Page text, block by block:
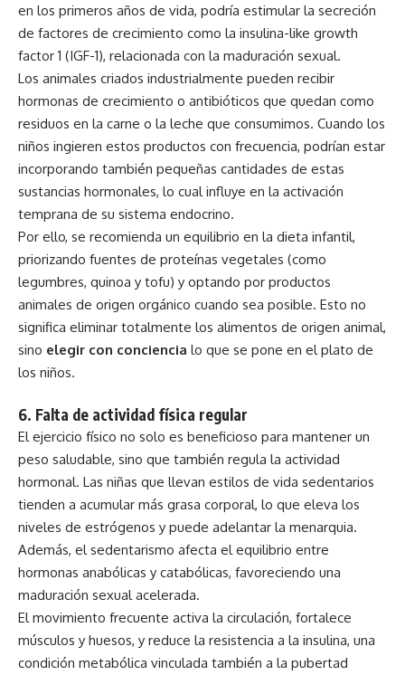
en los primeros años de vida, podría estimular la secreción
de factores de crecimiento como la insulina-like growth
factor 1 (IGF-1), relacionada con la maduración sexual.
Los animales criados industrialmente pueden recibir
hormonas de crecimiento o antibióticos que quedan como
residuos en la carne o la leche que consumimos. Cuando los
niños ingieren estos productos con frecuencia, podrían estar
incorporando también pequeñas cantidades de estas
sustancias hormonales, lo cual influye en la activación
temprana de su sistema endocrino.
Por ello, se recomienda un equilibrio en la dieta infantil,
priorizando fuentes de proteínas vegetales (como
legumbres, quinoa y tofu) y optando por productos
animales de origen orgánico cuando sea posible. Esto no
significa eliminar totalmente los alimentos de origen animal,
sino elegir con conciencia lo que se pone en el plato de
los niños.
6. Falta de actividad física regular
El ejercicio físico no solo es beneficioso para mantener un
peso saludable, sino que también regula la actividad
hormonal. Las niñas que llevan estilos de vida sedentarios
tienden a acumular más grasa corporal, lo que eleva los
niveles de estrógenos y puede adelantar la menarquia.
Además, el sedentarismo afecta el equilibrio entre
hormonas anabólicas y catabólicas, favoreciendo una
maduración sexual acelerada.
El movimiento frecuente activa la circulación, fortalece
músculos y huesos, y reduce la resistencia a la insulina, una
condición metabólica vinculada también a la pubertad